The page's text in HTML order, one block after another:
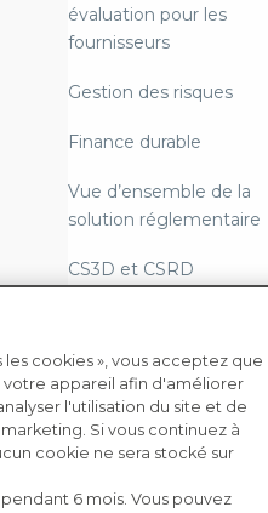
évaluation pour les
fournisseurs
Gestion des risques
Finance durable
Vue d’ensemble de la
solution réglementaire
CS3D et CSRD
Reporting du Scope 3 et
conformité
moderne
Accords
cookies », vous acceptez que
votre appareil afin d'améliorer
l'utilisation du site et de
Si vous continuez à
cookie ne sera stocké sur
6 mois. Vous pouvez